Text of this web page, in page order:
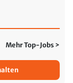
Mehr Top-Jobs >